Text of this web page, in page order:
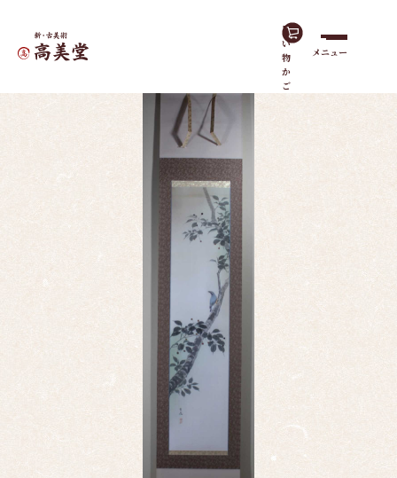
買
い
物
か
ご
メニュー
ホーム作品一覧